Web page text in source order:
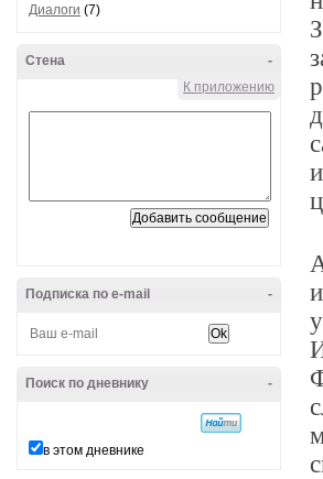
Диалоги (7)
-
Стена
К приложению
-
Подписка по e-mail
-
Поиск по дневнику
в этом дневнике